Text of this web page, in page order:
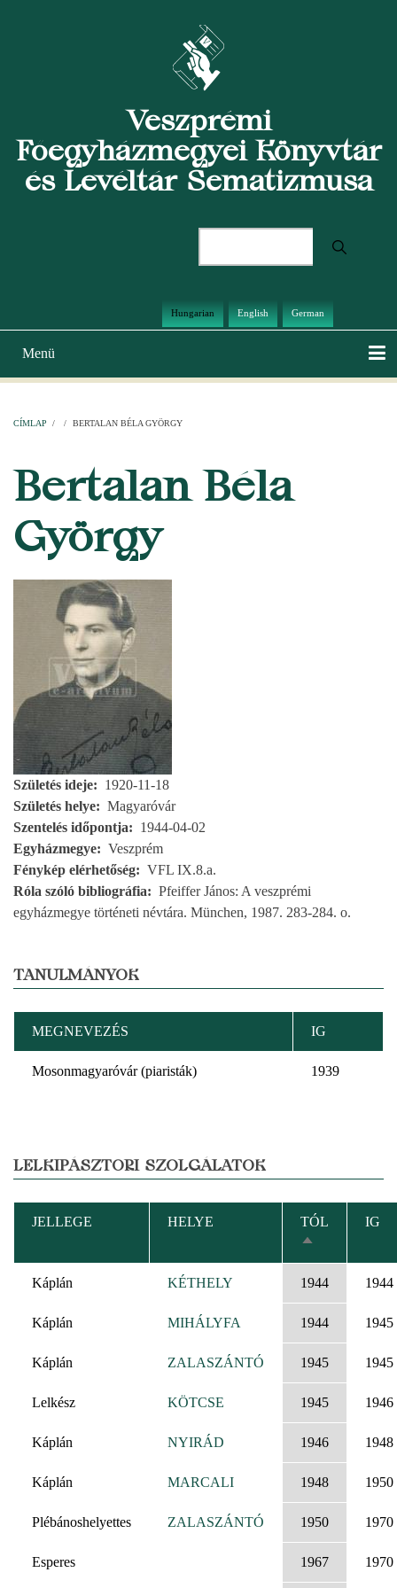
Veszprémi
Főegyházmegyei Könyvtár
és Levéltár Sematizmusa
Hungarian English German
Main
navigation
Menü
CÍMLAP / / BERTALAN BÉLA GYÖRGY
Bertalan Béla
György
Születés ideje
1920-11-18
Születés helye
Magyaróvár
Szentelés időpontja
1944-04-02
Egyházmegye
Veszprém
Fénykép elérhetőség
VFL IX.8.a.
Róla szóló bibliográfia
Pfeiffer János: A veszprémi
egyházmegye történeti névtára. München, 1987. 283-284. o.
TANULMÁNYOK
MEGNEVEZÉS IG
Mosonmagyaróvár (piaristák) 1939
LELKIPÁSZTORI SZOLGÁLATOK
JELLEGE HELYE
TÓL
CSÖKKENŐ
RENDEZÉS
IG
Káplán KÉTHELY 1944 1944
Káplán MIHÁLYFA 1944 1945
Káplán ZALASZÁNTÓ 1945 1945
Lelkész KÖTCSE 1945 1946
Káplán NYIRÁD 1946 1948
Káplán MARCALI 1948 1950
Plébánoshelyettes ZALASZÁNTÓ 1950 1970
Esperes 1967 1970